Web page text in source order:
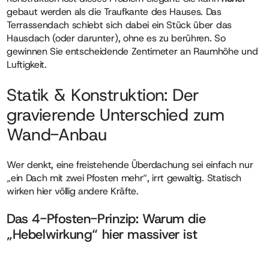
gebaut werden als die Traufkante des Hauses. Das
Terrassendach schiebt sich dabei ein Stück über das
Hausdach (oder darunter), ohne es zu berühren. So
gewinnen Sie entscheidende Zentimeter an Raumhöhe und
Luftigkeit.
Statik & Konstruktion: Der
gravierende Unterschied zum
Wand-Anbau
Wer denkt, eine freistehende Überdachung sei einfach nur
„ein Dach mit zwei Pfosten mehr“, irrt gewaltig. Statisch
wirken hier völlig andere Kräfte.
Das 4-Pfosten-Prinzip: Warum die
„Hebelwirkung“ hier massiver ist